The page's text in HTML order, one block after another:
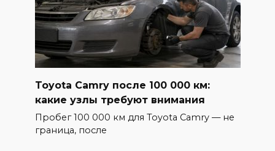
Toyota Camry после 100 000 км:
какие узлы требуют внимания
Пробег 100 000 км для Toyota Camry — не
граница, после